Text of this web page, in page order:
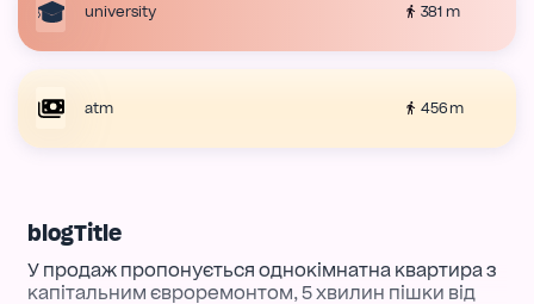
university 381 m
atm 456 m
blogTitle
У продаж пропонується однокімнатна квартира з
капітальним євроремонтом, 5 хвилин пішки від